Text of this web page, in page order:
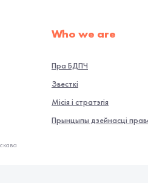
Who we are
Пра БДПЧ
Звесткі
Місія і стратэгія
Прынцыпы дзейнасці